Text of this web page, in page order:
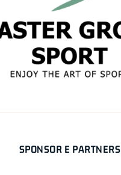
SPONSOR E PARTNERS